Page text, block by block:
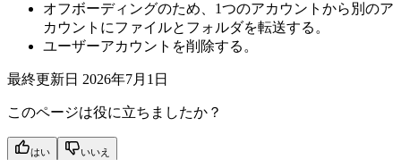
オフボーディングのため、1つのアカウントから別のア
カウントにファイルとフォルダを転送する。
ユーザーアカウントを削除する。
最終更新日 2026年7月1日
このページは役に立ちましたか？
はい いいえ